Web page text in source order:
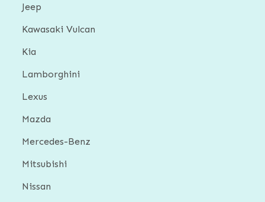
Jeep
Kawasaki Vulcan
Kia
Lamborghini
Lexus
Mazda
Mercedes-Benz
Mitsubishi
Nissan